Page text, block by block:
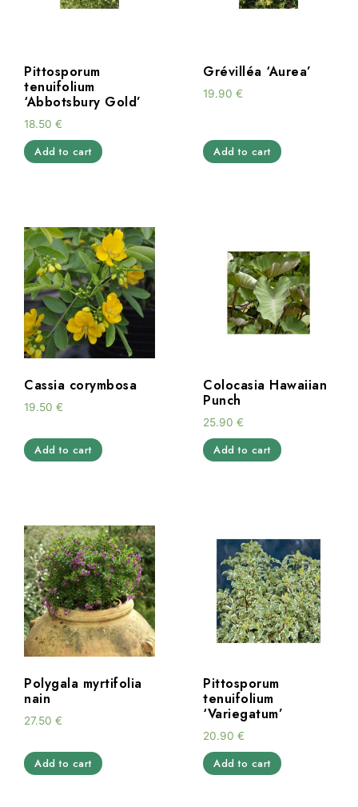
Pittosporum
tenuifolium
‘Abbotsbury Gold’
18.50 €
Add to cart
Grévilléa ‘Aurea’
19.90 €
Add to cart
Cassia corymbosa
19.50 €
Add to cart
Colocasia Hawaiian
Punch
25.90 €
Add to cart
Polygala myrtifolia
nain
27.50 €
Add to cart
Pittosporum
tenuifolium
‘Variegatum’
20.90 €
Add to cart